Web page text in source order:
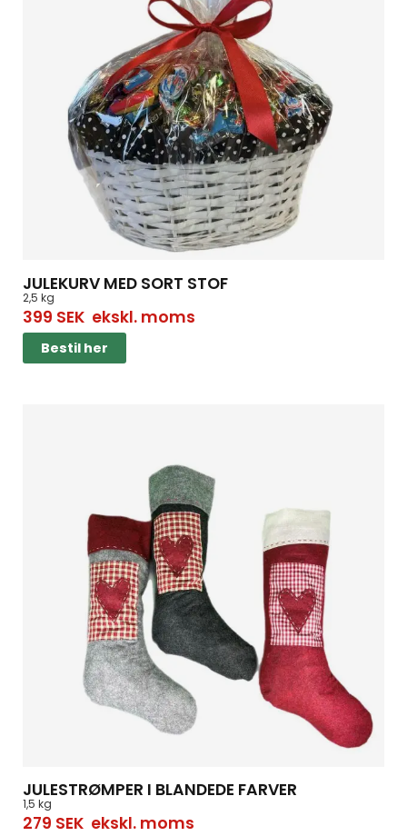
JULEKURV MED SORT STOF
2,5 kg
399 SEKekskl. moms
Bestil her
JULESTRØMPER I BLANDEDE FARVER
1,5 kg
279 SEKekskl. moms